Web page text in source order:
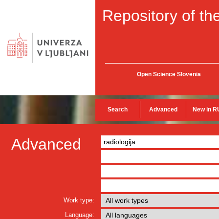
Repository of
Open Science Slovenia
Search Advanced New in
Advanced
Work type:
Language: